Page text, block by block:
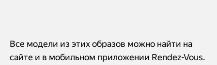
Все модели из этих образов можно найти на
сайте и в мобильном приложении Rendez-Vous.